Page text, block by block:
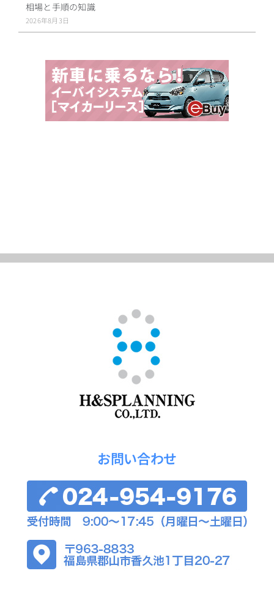
相場と手順の知識
2026年8月3日
お問い合わせ